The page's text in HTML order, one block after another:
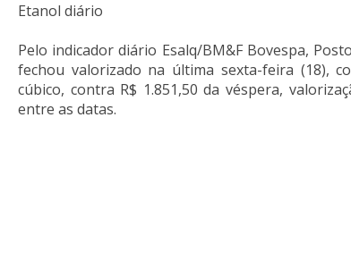
Etanol diário
Pelo indicador diário Esalq/BM&F Bovespa,
fechou valorizado na última sexta-feira (18),
cúbico, contra R$ 1.851,50 da véspera,
entre as datas.